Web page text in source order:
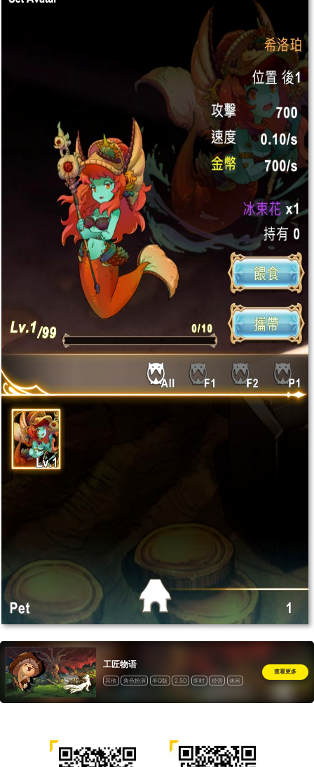
工匠物语
其他 角色扮演 半Q版 2.5D 即时 经营 休闲
查看更多